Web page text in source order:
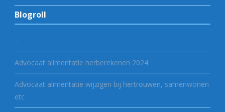
Blogroll
–
Advocaat alimentatie herberekenen 2024
Advocaat alimentatie wijzigen bij hertrouwen, samenwonen
etc